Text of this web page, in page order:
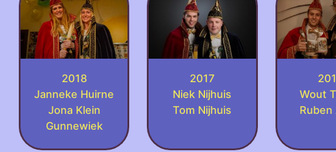
2018
Janneke Huirne
Jona Klein
Gunnewiek
2017
Niek Nijhuis
Tom Nijhuis
Wout
Ruben